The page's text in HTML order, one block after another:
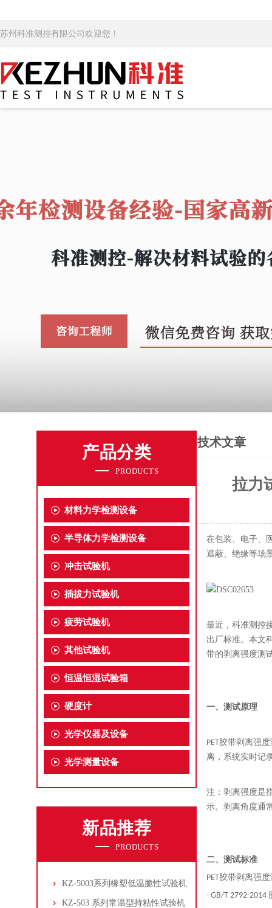
苏州科准测控有限公司欢迎您！
产品分类
PRODUCTS
材料力学检测设备
半导体力学检测设备
冲击试验机
插拔力试验机
疲劳试验机
其他试验机
恒温恒湿试验箱
硬度计
光学仪器及设备
光学测量设备
新品推荐
PRODUCTS
KZ-5003系列橡塑低温脆性试验机
KZ-503 系列常温型持粘性试验机
技术文章
拉力
在包装、电子、
遮蔽、绝缘等场
最近，科准测控
出厂标准。本文
带的剥离强度测
一、测试原理
PET胶带剥离强
离，系统实时记
注： 剥离强度是
示。剥离角度通
二、测试标准
PET胶带剥离强
- GB/T 2792-